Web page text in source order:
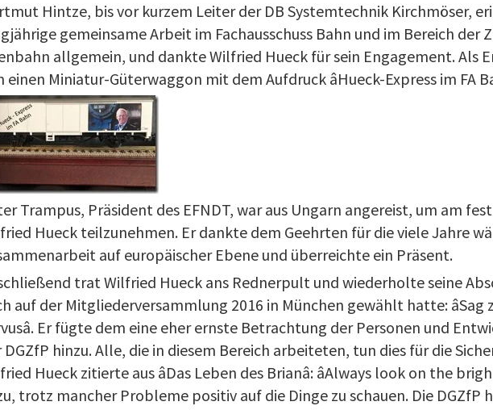
Hintze, bis vor kurzem Leiter der DB Systemtechnik Kirchmöser,
gemeinsame Arbeit im Fachausschuss Bahn und im Bereich der
allgemein, und dankte Wilfried Hueck für sein Engagement. Als
einen Miniatur-Güterwaggon mit dem Aufdruck âHueck-Express im FA
Trampus, Präsident des EFNDT, war aus Ungarn angereist, um am
Hueck teilzunehmen. Er dankte dem Geehrten für die viele Jahre
auf europäischer Ebene und überreichte ein Präsent.
trat Wilfried Hueck ans Rednerpult und wiederholte seine
auf der Mitgliederversammlung 2016 in München gewählt hatte: âSag
Er fügte dem eine eher ernste Betrachtung der Personen und
DGZfP hinzu. Alle, die in diesem Bereich arbeiteten, tun dies für die
Hueck zitierte aus âDas Leben des Brianâ: âAlways look on the
trotz mancher Probleme positiv auf die Dinge zu schauen. Die DGZfP